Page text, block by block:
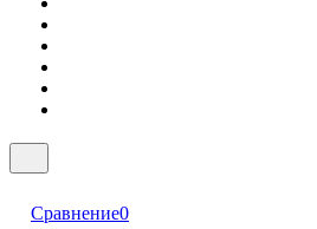
Сравнение0